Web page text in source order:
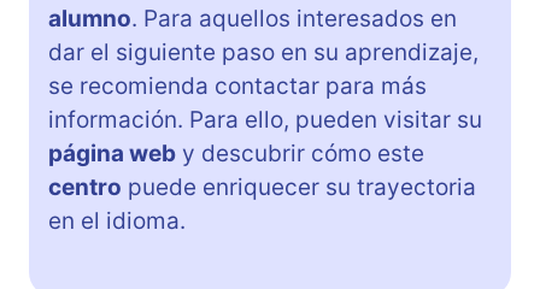
alumno. Para aquellos interesados en
dar el siguiente paso en su aprendizaje,
se recomienda contactar para más
información. Para ello, pueden visitar su
página web y descubrir cómo este
centro puede enriquecer su trayectoria
en el idioma.